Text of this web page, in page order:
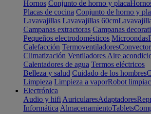
Hornos Conjunto de horno y placa
Placas de cocina Conjunto de horno y
Lavavajillas Lavavajillas 60cm
Campanas extractoras Campanas
Pequeños electrodomésticos Microondas
Calefacción Termoventiladores
Climatización Ventiladores Aire
Calentadores de agua Termos eléctricos
Belleza y salud Cuidado de los hombres
Limpieza Limpieza a vaporRobot
Electrónica
Audio y hifi AuricularesAdaptadores
Informática AlmacenamientoTablets